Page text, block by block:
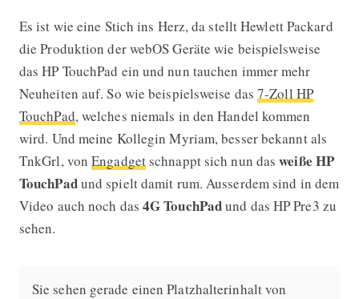
Hands On mit dem weißen HP
Es ist wie eine Stich ins Herz, da stellt Hewlett Packard
die Produktion der webOS Geräte wie beispielsweise
das HP TouchPad ein und nun tauchen immer mehr
Neuheiten auf. So wie beispielsweise das7-Zoll HP
TouchPad, welches niemals in den Handel kommen
wird. Und meine Kollegin Myriam, besser bekannt als
TnkGrl, vonEngadgetschnappt sich nun dasweiße HP
TouchPadund spielt damit rum. Ausserdem sind in dem
Video auch noch das 4G TouchPadund das HP Pre3 zu
sehen.
Sie sehen gerade einen Platzhalterinhalt von